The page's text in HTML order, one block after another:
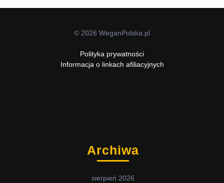
© 2026 WeganPolska.pl
Polityka prywatności
Informacja o linkach afiliacyjnych
Archiwa
sierpień 2026